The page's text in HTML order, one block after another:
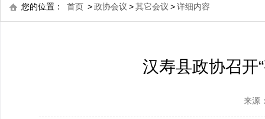
领导之窗 常委会议
您的位置： 首页 >政协会议 >其它会议 >详细内容
汉寿县政协召开
来源